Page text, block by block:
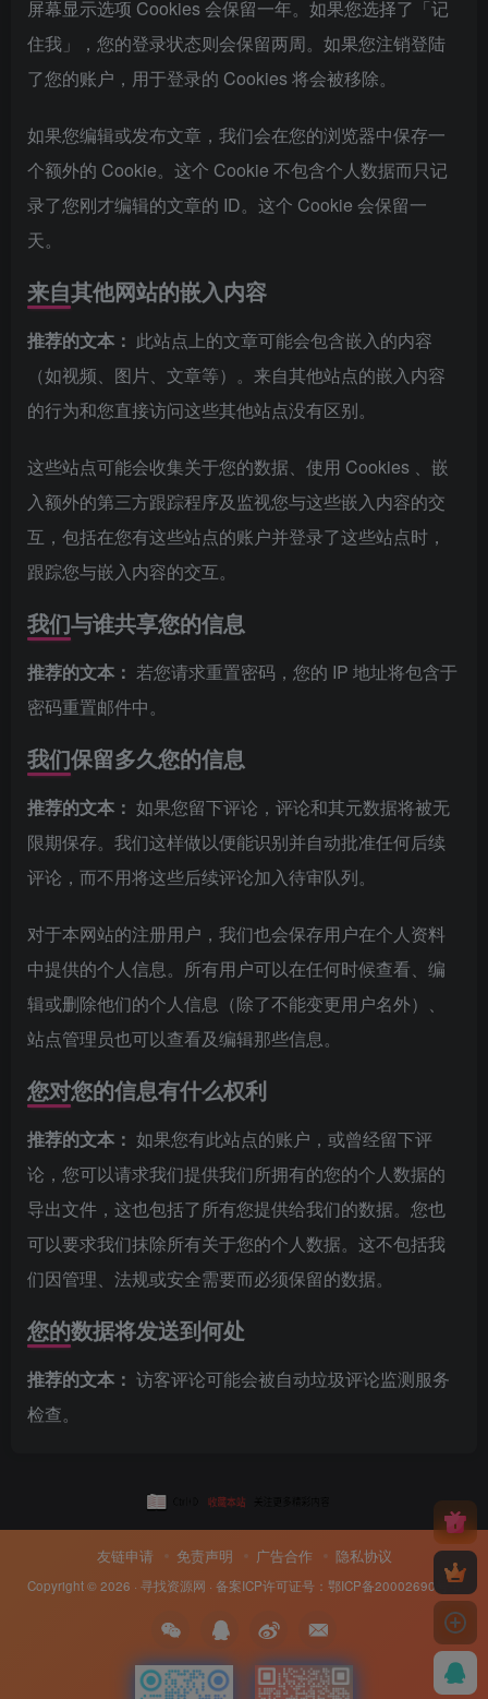
widgets-
雅马
仿象牙
檀木黑
琴
指乎
乐器
破壁机家用低
音破壁机
1.75L大容量
理榨汁机新款
￥0.00
鹿头
贵州深山老林
农家野生纯天
此极AI时间宝
机器人小初高
屏幕显示选项 Cookies 会保留一年。如果您选择了「记
住我」，您的登录状态则会保留两周。如果您注销登陆
了您的账户，用于登录的 Cookies 将会被移除。
如果您编辑或发布文章，我们会在您的浏览器中保存一
个额外的 Cookie。这个 Cookie 不包含个人数据而只记
录了您刚才编辑的文章的 ID。这个 Cookie 会保留一
天。
来自其他网站的嵌入内容
推荐的文本： 此站点上的文章可能会包含嵌入的内容
（如视频、图片、文章等）。来自其他站点的嵌入内容
的行为和您直接访问这些其他站点没有区别。
这些站点可能会收集关于您的数据、使用 Cookies 、嵌
入额外的第三方跟踪程序及监视您与这些嵌入内容的交
互，包括在您有这些站点的账户并登录了这些站点时，
跟踪您与嵌入内容的交互。
我们与谁共享您的信息
推荐的文本： 若您请求重置密码，您的 IP 地址将包含于
密码重置邮件中。
我们保留多久您的信息
推荐的文本： 如果您留下评论，评论和其元数据将被无
限期保存。我们这样做以便能识别并自动批准任何后续
评论，而不用将这些后续评论加入待审队列。
对于本网站的注册用户，我们也会保存用户在个人资料
中提供的个人信息。所有用户可以在任何时候查看、编
辑或删除他们的个人信息（除了不能变更用户名外）、
站点管理员也可以查看及编辑那些信息。
您对您的信息有什么权利
推荐的文本： 如果您有此站点的账户，或曾经留下评
论，您可以请求我们提供我们所拥有的您的个人数据的
导出文件，这也包括了所有您提供给我们的数据。您也
可以要求我们抹除所有关于您的个人数据。这不包括我
们因管理、法规或安全需要而必须保留的数据。
您的数据将发送到何处
推荐的文本： 访客评论可能会被自动垃圾评论监测服务
检查。
友链申请 免责声明 广告合作 隐私协议
Copyright © 2026 · 寻找资源网 · 备案ICP许可证号： 鄂ICP备20002690号-8